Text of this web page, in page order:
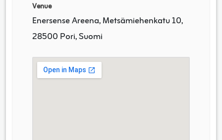
Venue
Enersense Areena, Metsämiehenkatu 10,
28500 Pori, Suomi